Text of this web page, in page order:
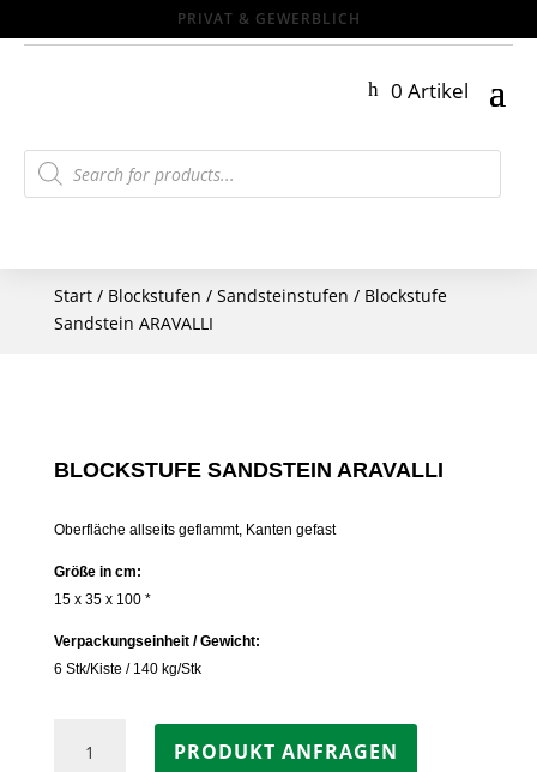
0 Artikel
Products
search
Start/ Blockstufen / Sandsteinstufen / Blockstufe
Sandstein ARAVALLI
BLOCKSTUFE SANDSTEIN ARAVALLI
Oberfläche allseits geflammt, Kanten gefast
Größe in cm:
15 x 35 x 100 *
Verpackungseinheit / Gewicht:
6 Stk/Kiste / 140 kg/Stk
Sandstein
PRODUKT ANFRAGEN